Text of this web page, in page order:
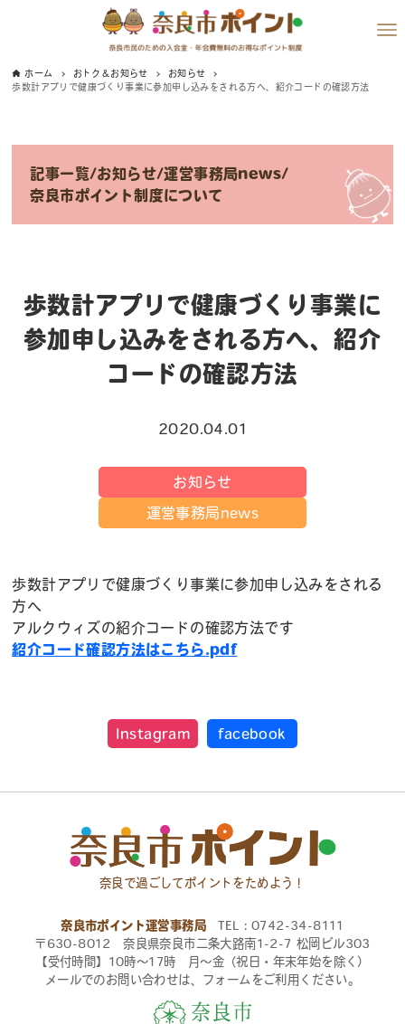
ホーム おトク＆お知らせ
お知らせ
歩数計アプリで健康づくり事業に参加申し込みをされる方へ、紹介コードの確認方法
記事一覧/お知らせ/運営事務局news/
奈良市ポイント制度について
歩数計アプリで健康づくり事業に
参加申し込みをされる方へ、紹介
コードの確認方法
2020.04.01
お知らせ
運営事務局news
歩数計アプリで健康づくり事業に参加申し込みをされる
方へ
アルクウィズの紹介コードの確認方法です
紹介コード確認方法はこちら.pdf
Instagram facebook
奈良で過ごしてポイントをためよう！
奈良市ポイント運営事務局 TEL：0742-34-8111
〒630-8012 奈良県奈良市二条大路南1-2-7 松岡ビル303
【受付時間】10時〜17時 月〜金（祝日・年末年始を除く）
メールでのお問い合わせは、フォームをご利用ください。